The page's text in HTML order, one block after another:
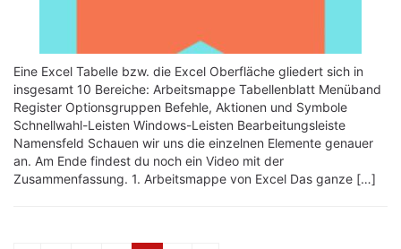
Eine Excel Tabelle bzw. die Excel Oberfläche gliedert sich in
insgesamt 10 Bereiche: Arbeitsmappe Tabellenblatt Menüband
Register Optionsgruppen Befehle, Aktionen und Symbole
Schnellwahl-Leisten Windows-Leisten Bearbeitungsleiste
Namensfeld Schauen wir uns die einzelnen Elemente genauer
an. Am Ende findest du noch ein Video mit der
Zusammenfassung. 1. Arbeitsmappe von Excel Das ganze […]